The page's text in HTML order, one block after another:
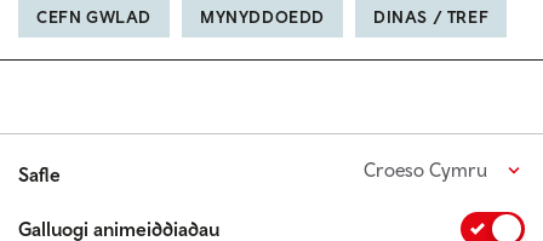
CEFN GWLAD MYNYDDOEDD DINAS / TREF
Safle Croeso Cymru
Galluogi animeiddiadau